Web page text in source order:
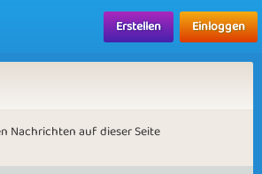
Erstellen Einloggen
Nachrichten auf dieser Seite